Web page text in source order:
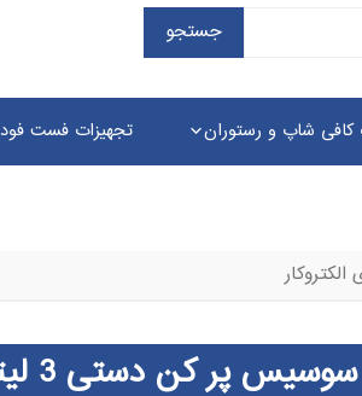
جستجو
برای:
جستجو
کافی شاپ و رستوران تجهیزات فست فود
سوسیس پر کن دستی 3 لیتری الکتروکار